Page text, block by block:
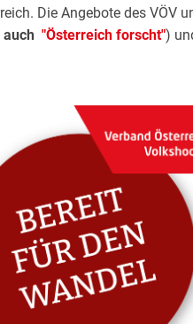
Die Angebote des VÖV
auch "Österreich forscht")